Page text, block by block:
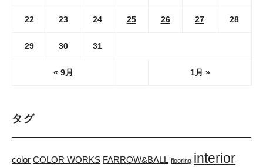
« 9月 1月 »
22 23 24 25 26 27 28
29 30 31
タグ
color COLOR WORKS FARROW&BALL flooring interior